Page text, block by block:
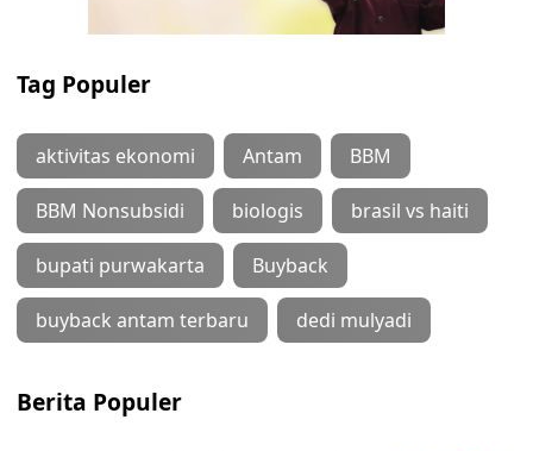
Tag Populer
aktivitas ekonomi Antam BBM
BBM Nonsubsidi biologis brasil vs haiti
bupati purwakarta Buyback
buyback antam terbaru dedi mulyadi
Berita Populer